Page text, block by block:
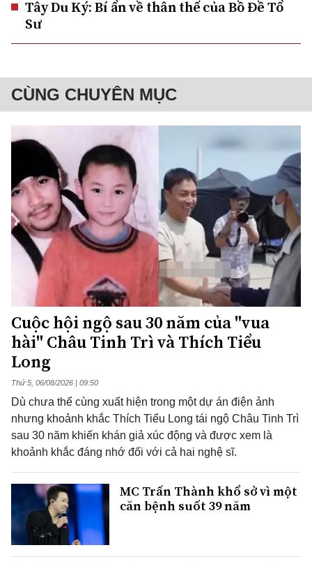
Tây Du Ký: Bí ẩn về thân thế của Bồ Đề Tổ
Sư
CÙNG CHUYÊN MỤC
Cuộc hội ngộ sau 30 năm của "vua
hài" Châu Tinh Trì và Thích Tiểu
Long
Thứ 5, 06/08/2026 | 09:50
Dù chưa thể cùng xuất hiện trong một dự án điện ảnh
nhưng khoảnh khắc Thích Tiểu Long tái ngộ Châu Tinh Trì
sau 30 năm khiến khán giả xúc động và được xem là
khoảnh khắc đáng nhớ đối với cả hai nghệ sĩ.
MC Trấn Thành khổ sở vì một
căn bệnh suốt 39 năm